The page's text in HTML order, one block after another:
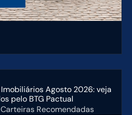
Agosto 2026: veja
pelo BTG Pactual
Carteiras Recomendadas